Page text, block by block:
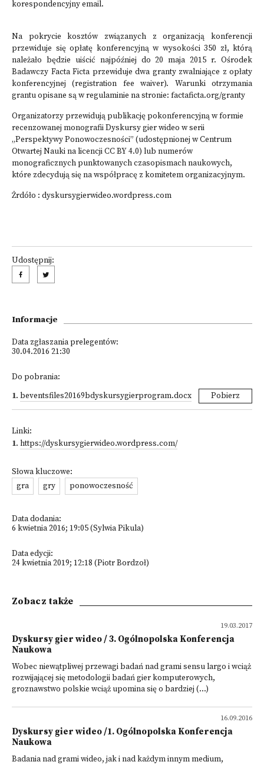
korespondencyjny email.
Na pokrycie kosztów związanych z organizacją konferencji
przewiduje się opłatę konferencyjną w wysokości 350 zł, którą
należało będzie uiścić najpóźniej do 20 maja 2015 r. Ośrodek
Badawczy Facta Ficta przewiduje dwa granty zwalniające z opłaty
konferencyjnej (registration fee waiver). Warunki otrzymania
grantu opisane są w regulaminie na stronie: factaficta.org/granty
Organizatorzy przewidują publikację pokonferencyjną w formie
recenzowanej monografii Dyskursy gier wideo w serii
„Perspektywy Ponowoczesności” (udostępnionej w Centrum
Otwartej Nauki na licencji CC BY 4.0) lub numerów
monograficznych punktowanych czasopismach naukowych,
które zdecydują się na współpracę z komitetem organizacyjnym.
Żrdóło : dyskursygierwideo.wordpress.com
Udostępnij:
Informacje
Data zgłaszania prelegentów:
30.04.2016 21:30
Do pobrania:
1. beventsfiles20169bdyskursygierprogram.docx Pobierz
Linki:
1. https://dyskursygierwideo.wordpress.com/
Słowa kluczowe:
gra
gry ponowoczesność
Data dodania:
6 kwietnia 2016; 19:05 (Sylwia Pikula)
Data edycji:
24 kwietnia 2019; 12:18 (Piotr Bordzoł)
Zobacz także
19.03.2017
Dyskursy gier wideo / 3. Ogólnopolska Konferencja
Naukowa
Wobec niewątpliwej przewagi badań nad grami sensu largo i wciąż
rozwijającej się metodologii badań gier komputerowych,
groznawstwo polskie wciąż upomina się o bardziej (...)
16.09.2016
Dyskursy gier wideo /1. Ogólnopolska Konferencja
Naukowa
Badania nad grami wideo, jak i nad każdym innym medium,